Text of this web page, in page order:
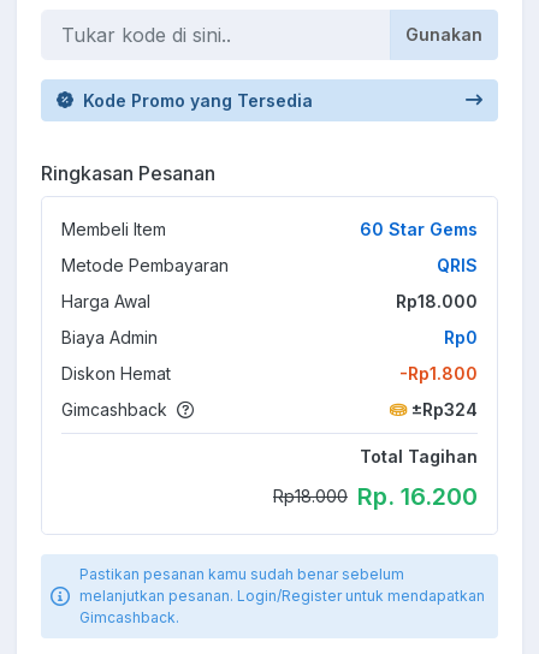
Gunakan
Kode Promo yang Tersedia
Ringkasan Pesanan
Membeli Item
60 Star Gems
Metode Pembayaran
QRIS
Harga Awal
Rp18.000
Biaya Admin
Rp0
Diskon Hemat
-Rp1.800
Gimcashback
±Rp324
Total Tagihan
Rp18.000 Rp. 16.200
Pastikan pesanan kamu sudah benar sebelum
melanjutkan pesanan. Login/Register untuk mendapatkan
Gimcashback.